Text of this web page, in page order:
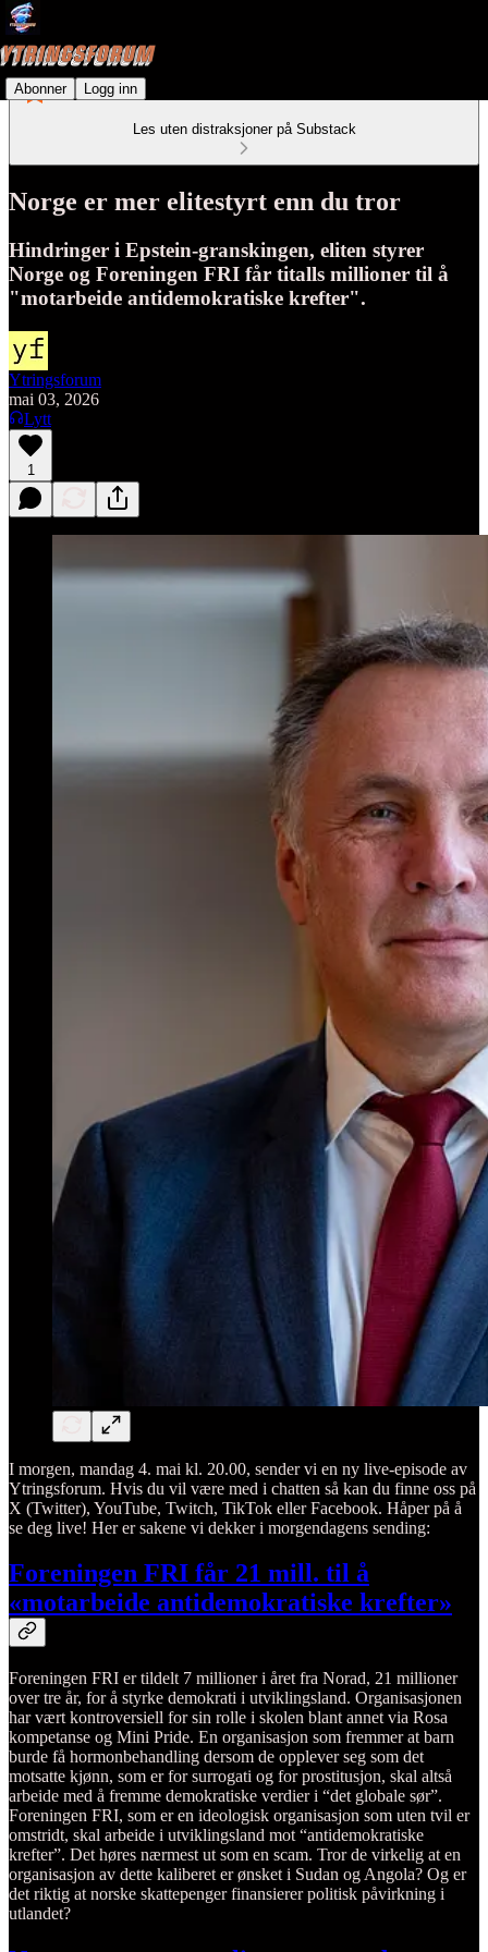
Abonner Logg inn
Les uten distraksjoner på Substack
Norge er mer elitestyrt enn du tror
Hindringer i Epstein-granskingen, eliten styrer
Norge og Foreningen FRI får titalls millioner til å
"motarbeide antidemokratiske krefter".
Ytringsforum
mai 03, 2026
Lytt
1
I morgen, mandag 4. mai kl. 20.00, sender vi en ny live-episode av
Ytringsforum. Hvis du vil være med i chatten så kan du finne oss på
X (Twitter), YouTube, Twitch, TikTok eller Facebook. Håper på å
se deg live! Her er sakene vi dekker i morgendagens sending:
Foreningen FRI får 21 mill. til å
«motarbeide antidemokratiske krefter»
Foreningen FRI er tildelt 7 millioner i året fra Norad, 21 millioner
over tre år, for å styrke demokrati i utviklingsland. Organisasjonen
har vært kontroversiell for sin rolle i skolen blant annet via Rosa
kompetanse og Mini Pride. En organisasjon som fremmer at barn
burde få hormonbehandling dersom de opplever seg som det
motsatte kjønn, som er for surrogati og for prostitusjon, skal altså
arbeide med å fremme demokratiske verdier i “det globale sør”.
Foreningen FRI, som er en ideologisk organisasjon som uten tvil er
omstridt, skal arbeide i utviklingsland mot “antidemokratiske
krefter”. Det høres nærmest ut som en scam. Tror de virkelig at en
organisasjon av dette kaliberet er ønsket i Sudan og Angola? Og er
det riktig at norske skattepenger finansierer politisk påvirkning i
utlandet?